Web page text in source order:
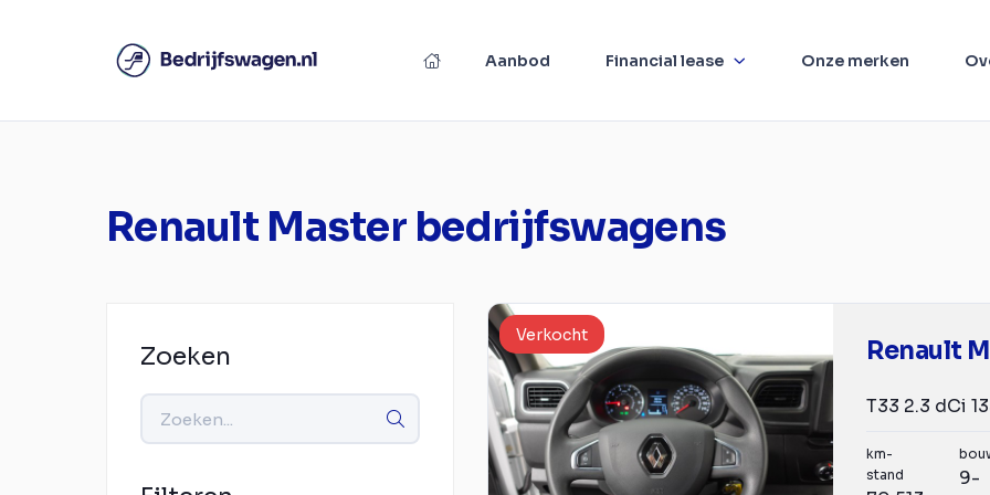
Aanbod Financial lease Onze merken
Renault Master bedrijfswagens
Zoeken
Verkocht
Renault
km-
stand
9-